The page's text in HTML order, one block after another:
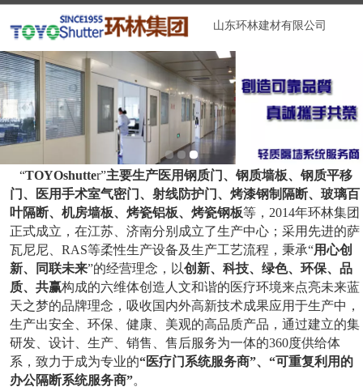
山东环林建材有限公司
“TOYOshutter”主要生产医用钢质门、钢质墙板、钢质平移
门、医用手术室气密门、射线防护门、烤漆钢制隔断、玻璃百
叶隔断、机房墙板、烤瓷铝板、烤瓷钢板等， 2014年环林集团
正式成立，在江苏、济南分别成立了生产中心；采用先进的萨
瓦尼尼、RAS等柔性生产设备及生产工艺流程 ，秉承“用心创
新、同联未来”的经营理念，以创新、科技、绿色、环保、品
质、共赢构成的六维体创造人文和谐的医疗环境来点亮未来蓝
天之梦的品牌理念，吸收国内外高新技术成果应用于生产中，
生产出安全、环保、健康、美观的高品质产品，通过建立的集
研发、设计、生产、销售、售后服务为一体的360度供给体
系，致力于成为专业的“医疗门系统服务商”、“可重复利用的
办公隔断系统服务商”。